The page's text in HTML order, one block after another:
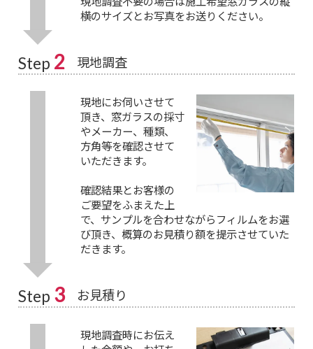
横のサイズとお写真をお送りください。
Step 2 現地調査
現地にお伺いさせて
頂き、窓ガラスの採寸
やメーカー、種類、
方角等を確認させて
いただきます。
確認結果とお客様の
ご要望をふまえた上
で、サンプルを合わせながらフィルムをお選
び頂き、概算のお見積り額を提示させていた
だきます。
Step 3 お見積り
現地調査時にお伝え